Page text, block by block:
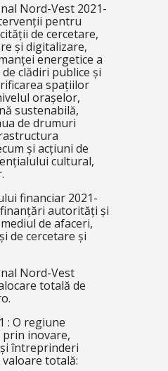
Nord-Vest 2021-
pentru
de cercetare,
și digitalizare,
energetice a
clădiri publice și
spațiilor
orașelor,
sustenabilă,
de drumuri
și acțiuni de
cultural,
financiar 2021-
autorități și
de afaceri,
de cercetare și
Nord-Vest
totală de
: O regiune
inovare,
întreprinderi
totală: